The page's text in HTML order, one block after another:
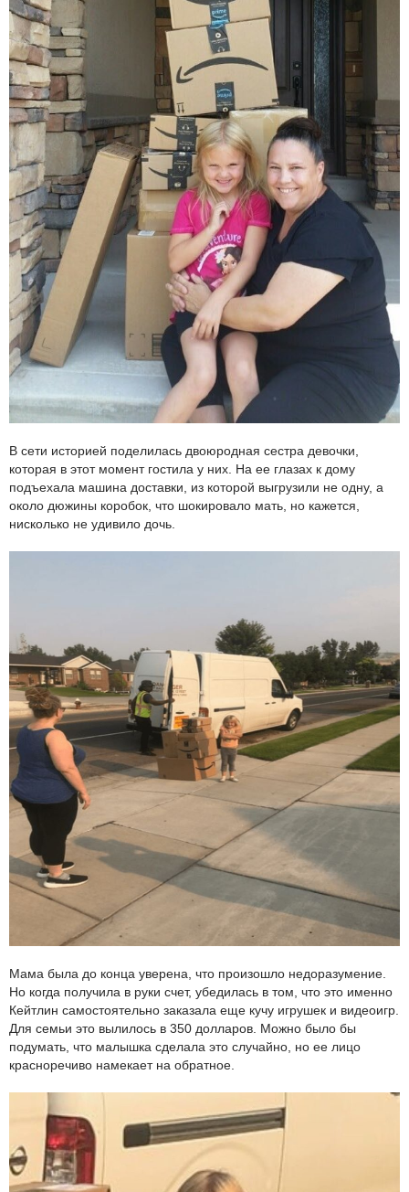
В сети историей поделилась двоюродная сестра девочки,
которая в этот момент гостила у них. На ее глазах к дому
подъехала машина доставки, из которой выгрузили не одну, а
около дюжины коробок, что шокировало мать, но кажется,
нисколько не удивило дочь.
Мама была до конца уверена, что произошло недоразумение.
Но когда получила в руки счет, убедилась в том, что это именно
Кейтлин самостоятельно заказала еще кучу игрушек и видеоигр.
Для семьи это вылилось в 350 долларов. Можно было бы
подумать, что малышка сделала это случайно, но ее лицо
красноречиво намекает на обратное.